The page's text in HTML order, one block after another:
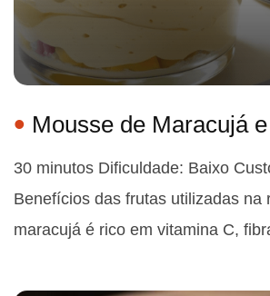
Mousse de Maracujá
30 minutos Dificuldade: Baixo
Benefícios das frutas utilizadas na
maracujá é rico em vitamina C,